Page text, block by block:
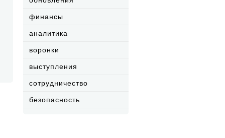
финансы
аналитика
воронки
выступления
сотрудничество
безопасность